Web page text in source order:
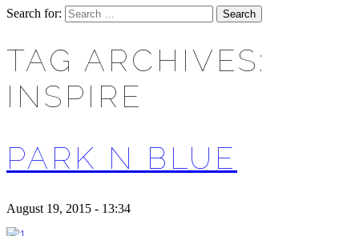
Search for:
TAG ARCHIVES:
INSPIRE
PARK N BLUE
August 19, 2015 - 13:34